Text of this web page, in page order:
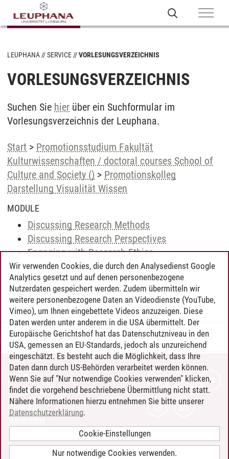
LEUPHANA SERVICE VORLESUNGSVERZEICHNIS
VORLESUNGSVERZEICHNIS
Suchen Sie hier über ein Suchformular im
Vorlesungsverzeichnis der Leuphana.
Start > Promotionsstudium Fakultät
Kulturwissenschaften / doctoral courses School of
Culture and Society () > Promotionskolleg
Darstellung Visualität Wissen
MODULE
Discussing Research Methods
Discussing Research Perspectives
Engaging with Research Ethics
Practicing Research for Science and Society
Research Forum I
Research Forum II
Timo Leder/30.06.2024
KONTAKT
LEUPHANA ALS ARBEITGEBER
INTRANET
BARRIEREFREIHEIT
Wir verwenden Cookies, die durch den Analysedienst Google
Analytics gesetzt und auf denen personenbezogene
Nutzerdaten gespeichert werden. Zudem übermitteln wir
weitere personenbezogene Daten an Videodienste (YouTube,
Vimeo), um Ihnen eingebettete Videos anzuzeigen. Diese
Daten werden unter anderem in die USA übermittelt. Der
Europäische Gerichtshof hat das Datenschutzniveau in den
USA, gemessen an EU-Standards, jedoch als unzureichend
eingeschätzt. Es besteht auch die Möglichkeit, dass Ihre
Daten dann durch US-Behörden verarbeitet werden können.
Wenn Sie auf "Nur notwendige Cookies verwenden" klicken,
findet die vorgehend beschriebene Übermittlung nicht statt.
Nähere Informationen hierzu entnehmen Sie bitte unserer
Datenschutzerklärung.
Cookie-Einstellungen
Nur notwendige Cookies verwenden.